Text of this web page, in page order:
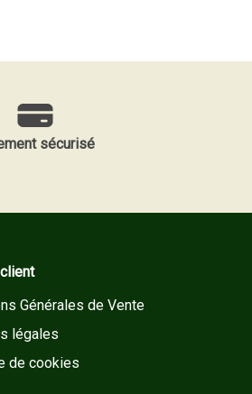
sécurisé
Générales de Vente
légales
de cookies